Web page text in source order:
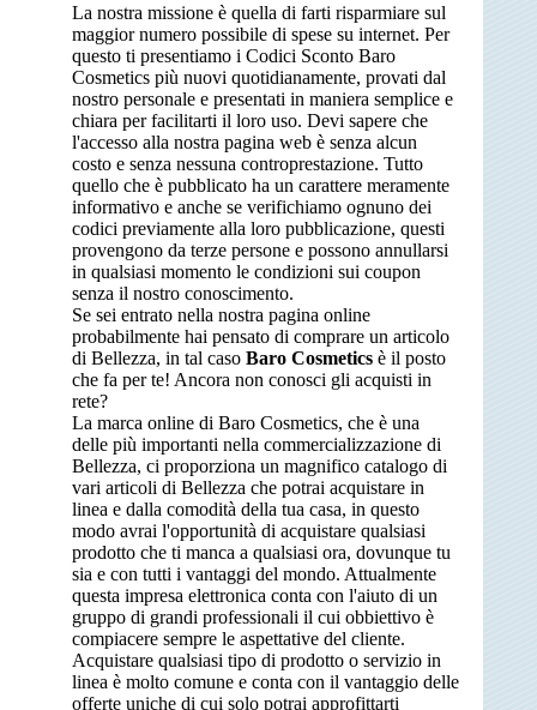
La nostra missione è quella di farti risparmiare sul
maggior numero possibile di spese su internet. Per
questo ti presentiamo i Codici Sconto Baro
Cosmetics più nuovi quotidianamente, provati dal
nostro personale e presentati in maniera semplice e
chiara per facilitarti il loro uso. Devi sapere che
l'accesso alla nostra pagina web è senza alcun
costo e senza nessuna controprestazione. Tutto
quello che è pubblicato ha un carattere meramente
informativo e anche se verifichiamo ognuno dei
codici previamente alla loro pubblicazione, questi
provengono da terze persone e possono annullarsi
in qualsiasi momento le condizioni sui coupon
senza il nostro conoscimento.
Se sei entrato nella nostra pagina online
probabilmente hai pensato di comprare un articolo
di Bellezza, in tal caso Baro Cosmetics è il posto
che fa per te! Ancora non conosci gli acquisti in
rete?
La marca online di Baro Cosmetics, che è una
delle più importanti nella commercializzazione di
Bellezza, ci proporziona un magnifico catalogo di
vari articoli di Bellezza che potrai acquistare in
linea e dalla comodità della tua casa, in questo
modo avrai l'opportunità di acquistare qualsiasi
prodotto che ti manca a qualsiasi ora, dovunque tu
sia e con tutti i vantaggi del mondo. Attualmente
questa impresa elettronica conta con l'aiuto di un
gruppo di grandi professionali il cui obbiettivo è
compiacere sempre le aspettative del cliente.
Acquistare qualsiasi tipo di prodotto o servizio in
linea è molto comune e conta con il vantaggio delle
offerte uniche di cui solo potrai approfittarti